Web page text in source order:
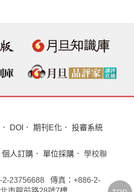
． DOI ． 期刊E化 ． 投審系統
個人訂購 ． 單位採購 ． 學校聯
2-23756688 傳真：+886-2-